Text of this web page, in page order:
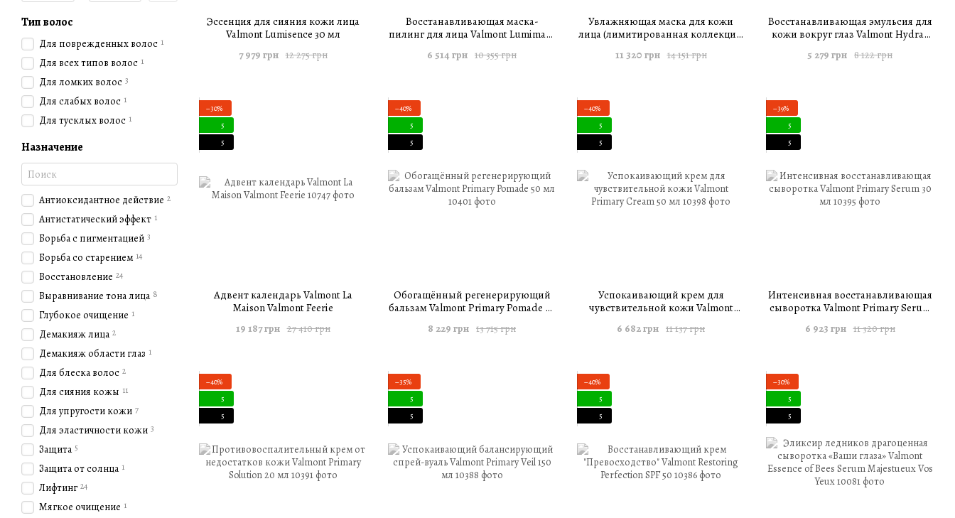
Эссенция для сияния кожи лица
Valmont Lumisence 30 мл
12 275 грн
7 979 грн
Восстанавливающая маска-
пилинг для лица Valmont Lumimask
10 355 грн
6 514 грн
Увлажняющая маска для кожи
лица (лимитированная коллекция)
100 мл14 151 грн
11 320 грн
Восстанавливающая эмульсия для
кожи вокруг глаз Valmont Hydra3
8 122 грн
5 279 грн
−30%
5
5
Адвент календарь Valmont La
Maison Valmont Feerie
27 410 грн
19 187 грн
−40%
5
5
Обогащённый регенерирующий
бальзам Valmont Primary Pomade 50
13 715 грн
8 229 грн
−40%
5
5
Успокаивающий крем для
чувствительной кожи Valmont
11 137 грн
6 682 грн
−39%
5
5
Интенсивная восстанавливающая
сыворотка Valmont Primary Serum
11 320 грн
6 923 грн
−40%
5
5
−35%
5
5
−40%
5
5
−30%
5
5
Тип волос
Для поврежденных волос 1
Для всех типов волос 1
Для ломких волос 3
Для слабых волос 1
Для тусклых волос 1
Назначение
Антиоксидантное действие 2
Антистатический эффект 1
Борьба с пигментацией 3
Борьба со старением 14
Восстановление 24
Выравнивание тона лица 8
Глубокое очищение 1
Демакияж лица 2
Демакияж области глаз 1
Для блеска волос 2
Для сияния кожы 11
Для упругости кожи 7
Для эластичности кожи 3
Защита 5
Защита от солнца 1
Лифтинг 24
Мягкое очищение 1